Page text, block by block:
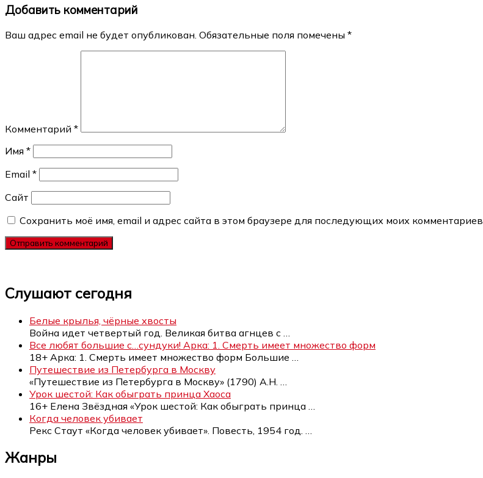
записям
Добавить комментарий
Ваш адрес email не будет опубликован. Обязательные поля помечены *
Комментарий *
Имя *
Email *
Сайт
Сохранить моё имя, email и адрес сайта в этом браузере для последующих моих комментариев.
Слушают сегодня
Белые крылья, чёрные хвосты
Война идет четвертый год. Великая битва агнцев с
Все любят большие с…сундуки! Арка: 1. Смерть имеет множество форм
18+ Арка: 1. Смерть имеет множество форм Большие
Путешествие из Петербурга в Москву
«Путешествие из Петербурга в Москву» (1790) А.Н.
Урок шестой: Как обыграть принца Хаоса
16+ Елена Звёздная «Урок шестой: Как обыграть принца
Когда человек убивает
Рекс Стаут «Когда человек убивает». Повесть, 1954 год.
Жанры